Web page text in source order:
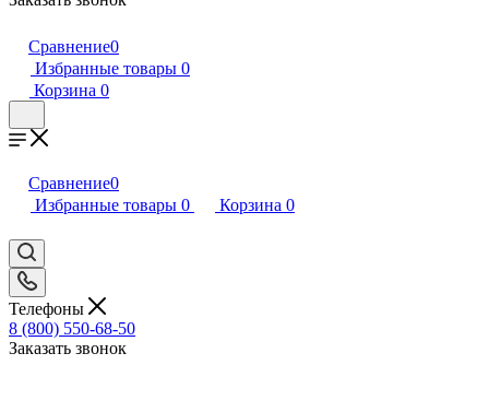
Сравнение0
Избранные товары 0
Корзина 0
Сравнение0
Избранные товары 0 Корзина 0
Телефоны
8 (800) 550-68-50
Заказать звонок